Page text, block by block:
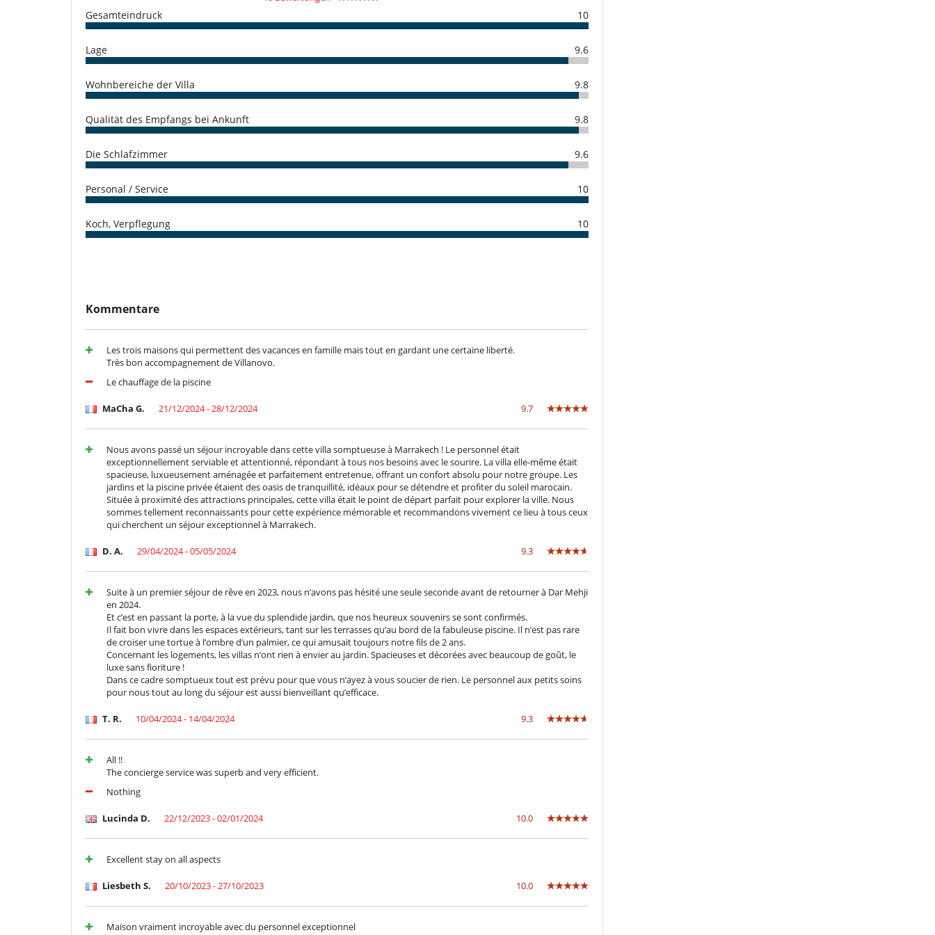
Küche und Ausstattung
Personal
Butler
Koch
Villa mit Personal
Unterhaltung, Wohlbefinden & Sport
Beheizter Außen-Swimmingpool
Bocciaplatz
Internetzugang (Faseroptik, Wifi)
Projector
Spielzimmer
Tischtennis
Gesamteindruck 10
Lage 9.6
Wohnbereiche der Villa 9.8
Qualität des Empfangs bei Ankunft 9.8
Die Schlafzimmer 9.6
Personal / Service 10
Koch, Verpflegung 10
Kommentare
Les trois maisons qui permettent des vacances en famille mais tout en gardant une certaine liberté.
Très bon accompagnement de Villanovo.
Le chauffage de la piscine
MaCha G. 21/12/2024 - 28/12/2024 9.7
Nous avons passé un séjour incroyable dans cette villa somptueuse à Marrakech ! Le personnel était
exceptionnellement serviable et attentionné, répondant à tous nos besoins avec le sourire. La villa elle-même était
spacieuse, luxueusement aménagée et parfaitement entretenue, offrant un confort absolu pour notre groupe. Les
jardins et la piscine privée étaient des oasis de tranquillité, idéaux pour se détendre et profiter du soleil marocain.
Située à proximité des attractions principales, cette villa était le point de départ parfait pour explorer la ville. Nous
sommes tellement reconnaissants pour cette expérience mémorable et recommandons vivement ce lieu à tous ceux
qui cherchent un séjour exceptionnel à Marrakech.
D. A. 29/04/2024 - 05/05/2024 9.3
Suite à un premier séjour de rêve en 2023, nous n’avons pas hésité une seule seconde avant de retourner à Dar Mehji
en 2024.
Et c’est en passant la porte, à la vue du splendide jardin, que nos heureux souvenirs se sont confirmés.
Il fait bon vivre dans les espaces extérieurs, tant sur les terrasses qu’au bord de la fabuleuse piscine. Il n’est pas rare
de croiser une tortue à l’ombre d’un palmier, ce qui amusait toujours notre fils de 2 ans.
Concernant les logements, les villas n’ont rien à envier au jardin. Spacieuses et décorées avec beaucoup de goût, le
luxe sans fioriture !
Dans ce cadre somptueux tout est prévu pour que vous n’ayez à vous soucier de rien. Le personnel aux petits soins
pour nous tout au long du séjour est aussi bienveillant qu’efficace.
T. R. 10/04/2024 - 14/04/2024 9.3
All !!
The concierge service was superb and very efficient.
Nothing
Lucinda D. 22/12/2023 - 02/01/2024 10.0
Excellent stay on all aspects
Liesbeth S. 20/10/2023 - 27/10/2023 10.0
Maison vraiment incroyable avec du personnel exceptionnel